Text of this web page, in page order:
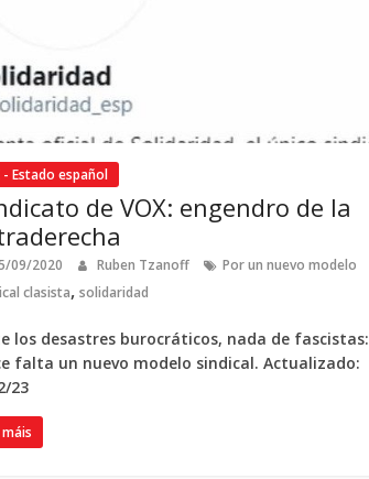
- Estado español
de VOX: engendro de la
09/2020 Ruben Tzanoff
Por un nuevo modelo
clasista,solidaridad
los desastres burocráticos, nada de fascistas:
falta un nuevo modelo sindical. Actualizado:
23
máis